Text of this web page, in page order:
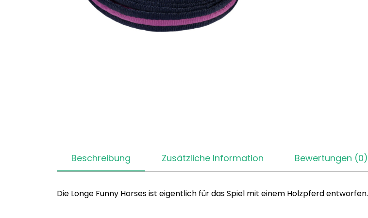
Beschreibung Zusätzliche Information Bewertungen (0)
Die Longe Funny Horses ist eigentlich für das Spiel mit einem Holzpferd entworfen.